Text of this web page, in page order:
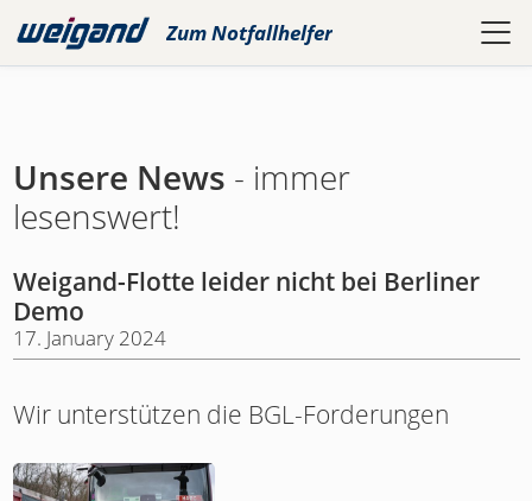
ZumNotfallhelfer
Unsere News - immer
lesenswert!
Weigand-Flotte leider nicht bei Berliner
Demo
17. January 2024
Wir unterstützen die BGL-Forderungen